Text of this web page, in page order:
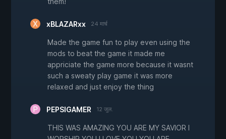
xBLAZARxx 24 मार्च
Made the game fun to play even using the
mods to beat the game it made me
appriciate the game more because it wasnt
such a sweaty play game it was more
relaxed and just enjoy the thing
PEPSIGAMER 12 जुल.
THIS WAS AMAZING YOU ARE MY SAVIOR I